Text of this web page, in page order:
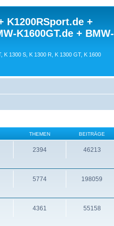
K1200RSport.de +
K1600GT.de + BMW-
K 1300 S, K 1300 R, K 1300 GT, K 1600
THEMEN BEITRÄGE
2394 46213
5774 198059
4361 55158